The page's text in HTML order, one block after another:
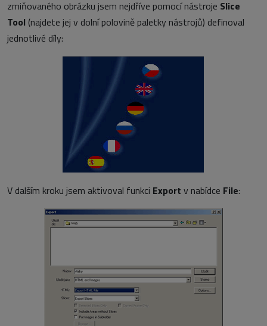
zmiňovaného obrázku jsem nejdříve pomocí nástroje Slice
Tool (najdete jej v dolní polovině paletky nástrojů) definoval
jednotlivé díly:
V dalším kroku jsem aktivoval funkci Export v nabídce File: